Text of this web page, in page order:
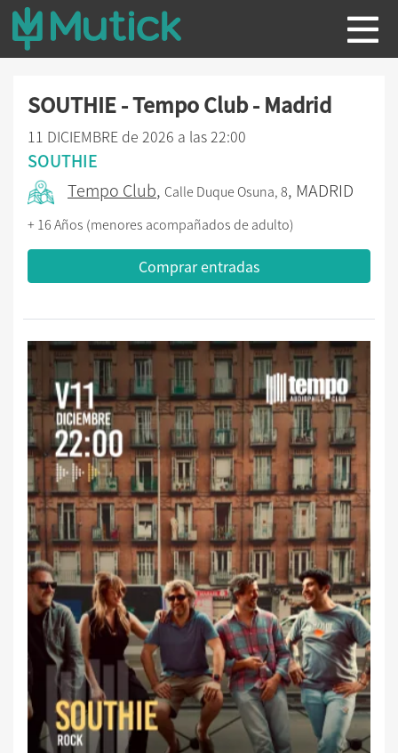
SOUTHIE - Tempo Club - Madrid
11 DICIEMBRE de 2026 a las 22:00
SOUTHIE
Tempo Club, Calle Duque Osuna, 8, MADRID
+ 16 Años (menores acompañados de adulto)
Comprar entradas